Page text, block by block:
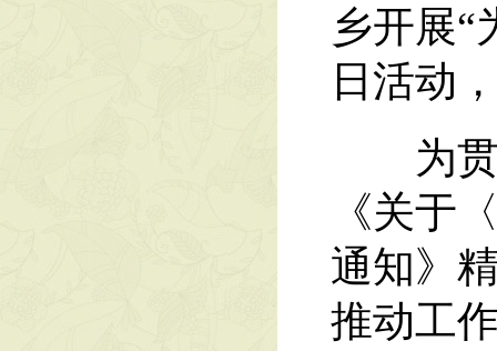
乡开展“
日活动
为贯
《关于
通知》
推动工